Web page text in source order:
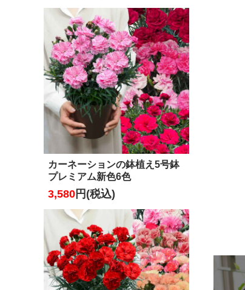
カーネーションの鉢植え5号鉢
プレミアム新色6色
3,580 円(税込)